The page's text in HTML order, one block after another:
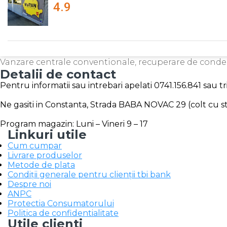
4.9
Vanzare centrale conventionale, recuperare de
Detalii de contact
Pentru informatii sau intrebari apelati 0741.156.841 sau
Ne gasiti in Constanta, Strada BABA NOVAC 29 (colt cu
Program magazin: Luni – Vineri 9 – 17
Linkuri utile
Cum cumpar
Livrare produselor
Metode de plata
Condiții generale pentru clienții tbi bank
Despre noi
ANPC
Protectia Consumatorului
Politica de confidentialitate
Utile clienti